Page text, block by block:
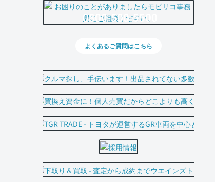
0800-500-5500
よくあるご質問はこちら